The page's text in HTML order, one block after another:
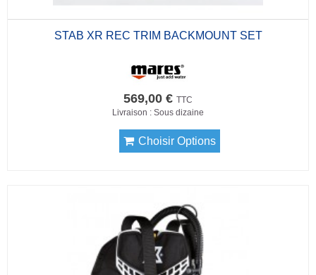
STAB XR REC TRIM BACKMOUNT SET
569,00 € TTC
Livraison : Sous dizaine
Choisir Options